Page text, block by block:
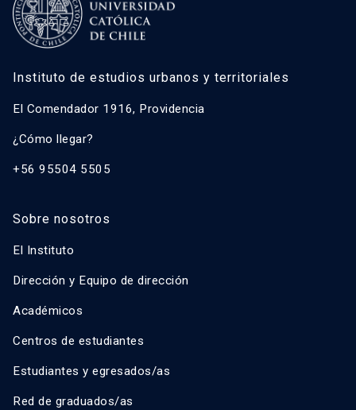
Instituto de estudios urbanos y territoriales
El Comendador 1916, Providencia
¿Cómo llegar?
+56 95504 5505
Sobre nosotros
El Instituto
Dirección y Equipo de dirección
Académicos
Centros de estudiantes
Estudiantes y egresados/as
Red de graduados/as